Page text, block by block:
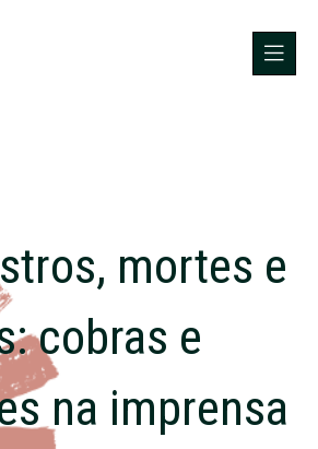
mortes e
cobras e
na imprensa